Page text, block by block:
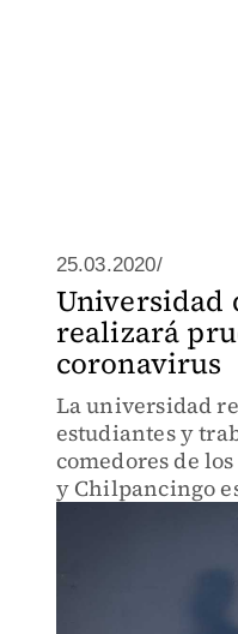
25.03.2020/
Universidad
realizará
coronavirus
La universidad
estudiantes y
comedores de
y Chilpancingo